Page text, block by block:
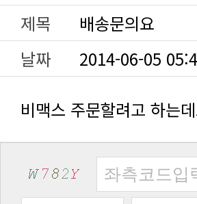
제목
배송문의요
날짜
2014-06-05
비맥스 주문할려고 하는